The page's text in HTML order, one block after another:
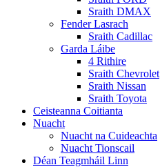
Sraith DMAX
Fender Lasrach
Sraith Cadillac
Garda Láibe
4 Rithire
Sraith Chevrolet
Sraith Nissan
Sraith Toyota
Ceisteanna Coitianta
Nuacht
Nuacht na Cuideachta
Nuacht Tionscail
Déan Teagmháil Linn